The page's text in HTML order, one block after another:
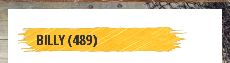
BILLY (489)